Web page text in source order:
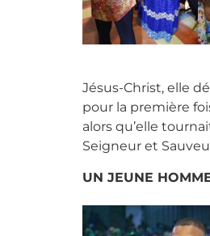
Jésus-Christ, elle
pour la première
alors qu’elle
Seigneur et
UN JEUNE